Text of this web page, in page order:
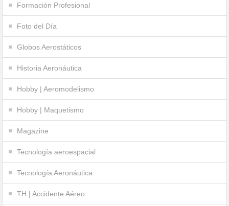
Formación Profesional
Foto del Día
Globos Aerostáticos
Historia Aeronáutica
Hobby | Aeromodelismo
Hobby | Maquetismo
Magazine
Tecnología aeroespacial
Tecnología Aeronáutica
TH | Accidente Aéreo